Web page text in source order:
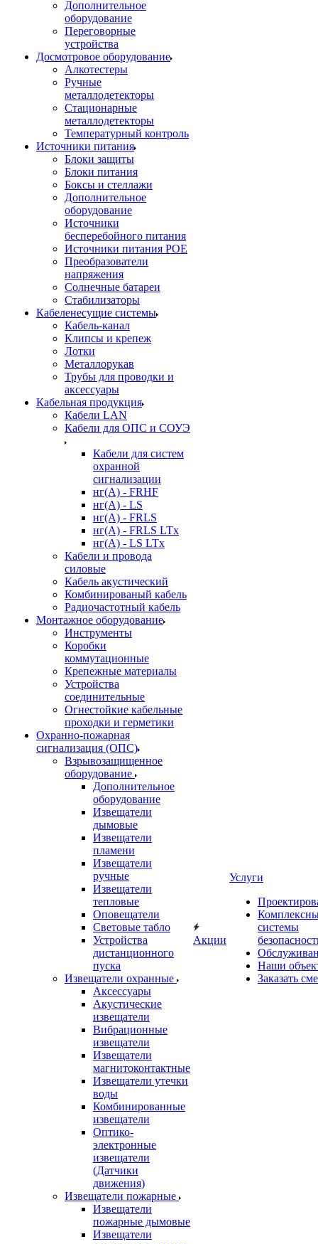
Дополнительное
оборудование
Переговорные
устройства
Досмотровое оборудование
Алкотестеры
Ручные
металлодетекторы
Стационарные
металлодетекторы
Температурный контроль
Источники питания
Блоки защиты
Блоки питания
Боксы и стеллажи
Дополнительное
оборудование
Источники
бесперебойного питания
Источники питания POE
Преобразователи
напряжения
Солнечные батареи
Стабилизаторы
Кабеленесущие системы
Кабель-канал
Клипсы и крепеж
Лотки
Металлорукав
Трубы для проводки и
аксессуары
Кабельная продукция
Кабели LAN
Кабели для ОПС и СОУЭ
Кабели для систем
охранной
сигнализации
нг(A) - FRHF
нг(A) - LS
нг(А) - FRLS
нг(А) - FRLS LTx
нг(А) - LS LTx
Кабели и провода
силовые
Кабель акустический
Комбинированый кабель
Радиочастотный кабель
Монтажное оборудование
Инструменты
Коробки
коммутационные
Крепежные материалы
Устройства
соединительные
Огнестойкие кабельные
проходки и герметики
Охранно-пожарная
сигнализация (ОПС)
Взрывозащищенное
оборудование
Дополнительное
оборудование
Извещатели
дымовые
Извещатели
пламени
Извещатели
ручные
Извещатели
тепловые
Оповещатели
Световые табло
Устройства
дистанционного
пуска
Извещатели охранные
Аксессуары
Акустические
извещатели
Вибрационные
извещатели
Извещатели
магнитоконтактные
Извещатели утечки
воды
Комбинированные
извещатели
Оптико-
электронные
извещатели
(Датчики
движения)
Извещатели пожарные
Извещатели
пожарные дымовые
Извещатели
Акции
Услуги
системы
Наши
Заказать